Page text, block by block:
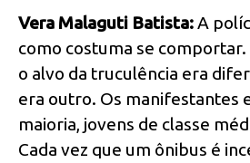
Vera Malaguti Batista:A
como costuma se comportar.
o alvo da truculência era
era outro. Os manifestantes
maioria, jovens de classe
Cada vez que um ônibus é